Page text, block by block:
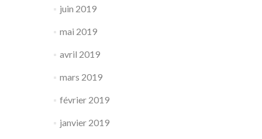
juin 2019
mai 2019
avril 2019
mars 2019
février 2019
janvier 2019